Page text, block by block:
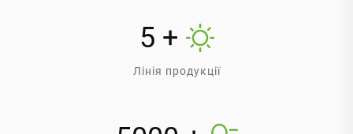
5 +
Лінія продукції